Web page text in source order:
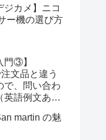
ジカメ】ニコ
ー機の選び方
門③】
文品と違う
で、問い合わ
語例文あ
martin の魅